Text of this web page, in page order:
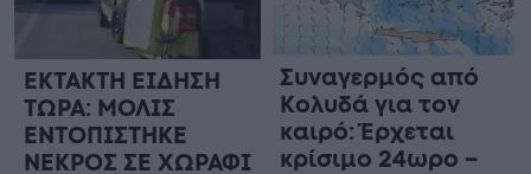
ΕΚΤΑΚΤΗ ΕΙΔΗΣΗ
ΤΩΡΑ: ΜΟΛΙΣ
ΕΝΤΟΠΙΣΤΗΚΕ
ΝΕΚΡΟΣ ΣΕ ΧΩΡΑΦΙ
Συναγερμός από
Κολυδά για τον
καιρό: Έρχεται
κρίσιμο 24ωρο –